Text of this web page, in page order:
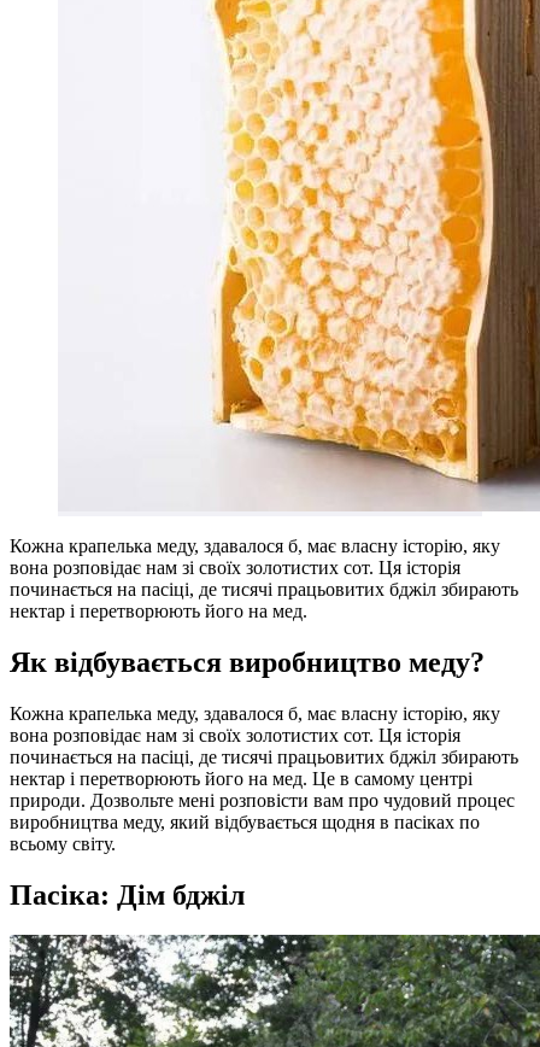
Кожна крапелька меду, здавалося б, має власну історію, яку
вона розповідає нам зі своїх золотистих сот. Ця історія
починається на пасіці, де тисячі працьовитих бджіл збирають
нектар і перетворюють його на мед.
Як відбувається виробництво меду?
Кожна крапелька меду, здавалося б, має власну історію, яку
вона розповідає нам зі своїх золотистих сот. Ця історія
починається на пасіці, де тисячі працьовитих бджіл збирають
нектар і перетворюють його на мед. Це в самому центрі
природи. Дозвольте мені розповісти вам про чудовий процес
виробництва меду, який відбувається щодня в пасіках по
всьому світу.
Пасіка: Дім бджіл